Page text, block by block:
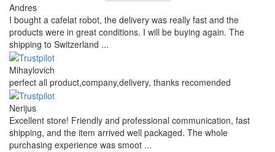
Andres
I bought a cafelat robot, the delivery was really fast and the
products were in great conditions. I will be buying again. The
shipping to Switzerland ...
Mihaylovich
perfect all product,company,delivery, thanks recomended
Nerijus
Excellent store! Friendly and professional communication, fast
shipping, and the item arrived well packaged. The whole
purchasing experience was smoot ...